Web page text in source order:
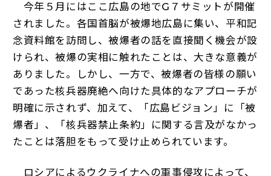
今年５月にはここ広島の地でG７サミットが開催
されました。各国首脳が被爆地広島に集い、平和記
念資料館を訪問し、被爆者の話を直接聞く機会が設
けられ、被爆の実相に触れたことは、大きな意義が
ありました。しかし、一方で、被爆者の皆様の願い
であった核兵器廃絶へ向けた具体的なアプローチが
明確に示されず、加えて、「広島ビジョン」に「被
爆者」、「核兵器禁止条約」に関する言及がなかっ
たことは落胆をもって受け止められています。
ロシアによるウクライナへの軍事侵攻によって、